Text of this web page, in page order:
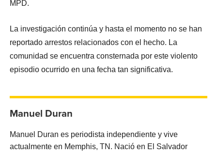
MPD.
La investigación continúa y hasta el momento no se han
reportado arrestos relacionados con el hecho. La
comunidad se encuentra consternada por este violento
episodio ocurrido en una fecha tan significativa.
Manuel Duran
Manuel Duran es periodista independiente y vive
actualmente en Memphis, TN. Nació en El Salvador